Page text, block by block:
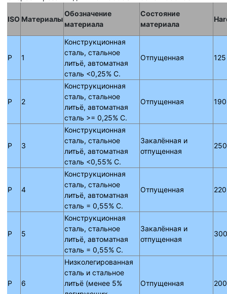
ISO Материалы
Обозначение
материала
Состояние
материала
P 1
Конструкционная
сталь, стальное
литьё, автоматная
сталь <0,25% C.
Отпущенная
P 2
Конструкционная
сталь, стальное
литьё, автоматная
сталь >= 0,25% C.
Отпущенная
P 3
Конструкционная
сталь, стальное
литьё, автоматная
сталь <0,55% C.
Закалённая и
отпущенная
P 4
Конструкционная
сталь, стальное
литьё, автоматная
сталь = 0,55% C.
Отпущенная
P 5
Конструкционная
сталь, стальное
литьё, автоматная
сталь = 0,55% C.
Закалённая и
отпущенная
P 6
Низколегированная
сталь и стальное
литьё (менее 5%
Отпущенная